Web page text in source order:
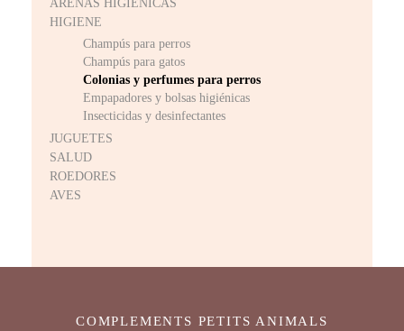
ARENAS HIGIÉNICAS
HIGIENE
Champús para perros
Champús para gatos
Colonias y perfumes para perros
Empapadores y bolsas higiénicas
Insecticidas y desinfectantes
JUGUETES
SALUD
ROEDORES
AVES
COMPLEMENTS PETITS ANIMALS